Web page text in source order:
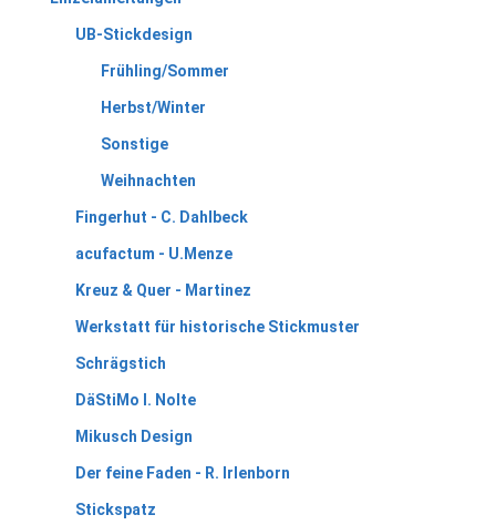
UB-Stickdesign
Frühling/Sommer
Herbst/Winter
Sonstige
Weihnachten
Fingerhut - C. Dahlbeck
acufactum - U.Menze
Kreuz & Quer - Martinez
Werkstatt für historische Stickmuster
Schrägstich
DäStiMo I. Nolte
Mikusch Design
Der feine Faden - R. Irlenborn
Stickspatz